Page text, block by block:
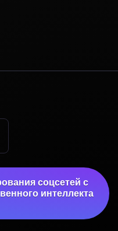
соцсетей с
интеллекта